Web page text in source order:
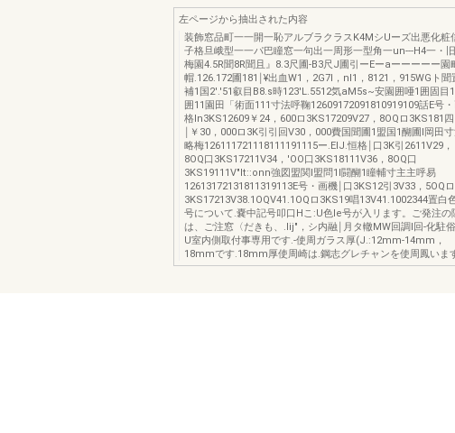
左ページから抽出された内容
装飾窓品町一一開一恥アルブラクラスK4MシUーズ出悪化粧
子格旦峨型一一パ巴瞳窓一句出一周形一型角一un---H4一・
梅園4.5R聞8R聞且』8.3尺圃-B3尺J圃引ーEーaーーーーー園
帽.126.172圃181￨¥出血W1，2G7l，nl1，8121，915WGト聞
補1国2'.'51叡目B8.s時123'L.5512気aM5s~安園囲唖1囲固目
囲11園田「術面111寸法呼鞠12609172091810919109話E号
格In3KS12609￥24，600ロ3KS17209V27，8OQロ3KS181四
￨￥30，000ロ3K引引回V30，000費国聞圃1盟国1醐圃l岡田
略梅126111721118111191115ー.ElJ.恒格￨口3K引2611V29，
8OQ口3KS17211V34，'OO口3KS18111V36，8OQ口
3KS19111V"lt::onn強図盟関l盟問1l闘醐1瞳輔寸主主呼易
12613172131811319113E号・画機￨口3KS12引3V33，5OQロ
3KS17213V38.1OQV41.1OQロ3KS19唱13V41.1002344置白
号について.嚢中記号叩口Hこ:U色Ie号が入リます。ご発注の
は、ご注窓〈だきも、.Iij"，シ内融￨月タ轍MW回調l回-化駐
U室内側取付事専用です.-使周ガラス厚(J.:12mm-14mm，
18mmです.18mm厚使周崎は.鋼志グレチャンを使周鳳いま